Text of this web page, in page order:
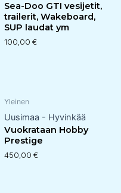
Sea-Doo GTI vesijetit,
trailerit, Wakeboard,
SUP laudat ym
100,00 €
Yleinen
Uusimaa - Hyvinkää
Vuokrataan Hobby
Prestige
450,00 €